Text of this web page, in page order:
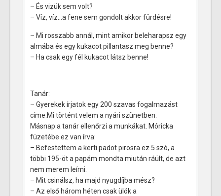
– És vizük sem volt?
– Víz, víz…a fene sem gondolt akkor fürdésre!
– Mi rosszabb annál, mint amikor beleharapsz egy
almába és egy kukacot pillantasz meg benne?
– Ha csak egy fél kukacot látsz benne!
Tanár:
– Gyerekek írjatok egy 200 szavas fogalmazást
címe:Mi történt velem a nyári szünetben.
Másnap a tanár ellenőrzi a munkákat. Móricka
füzetébe ez van írva:
– Befestettem a kerti padot pirosra ez 5 szó, a
többi 195-öt a papám mondta miután ráült, de azt
nem merem leírni.
– Mit csinálsz, ha majd nyugdíjba mész?
– Az első három héten csak ülök a